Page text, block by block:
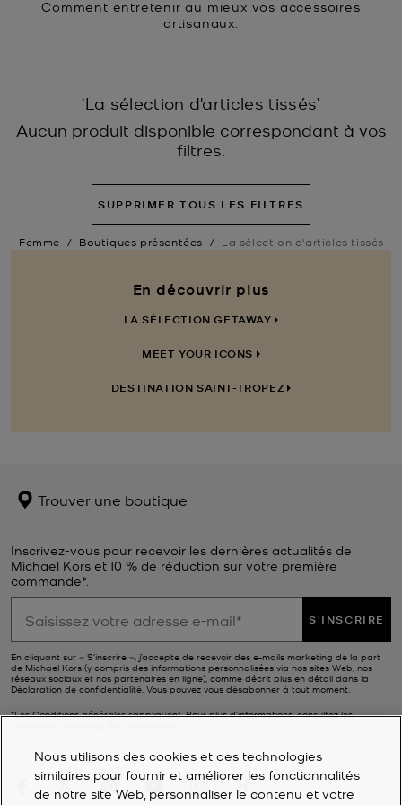
Comment entretenir au mieux vos accessoires
artisanaux.
‘La sélection d'articles tissés’
Aucun produit disponible correspondant à vos
filtres.
SUPPRIMER TOUS LES FILTRES
Femme / Boutiques présentées / La sélection d'articles tissés
En découvrir plus
LA SÉLECTION GETAWAY
MEET YOUR ICONS
DESTINATION SAINT-TROPEZ
Trouver une boutique
Inscrivez-vous pour recevoir les dernières actualités de
Michael Kors et 10 % de réduction sur votre première
commande*.
S'INSCRIRE
En cliquant sur « S’inscrire », j’accepte de recevoir des e-mails marketing de la part
de Michael Kors (y compris des informations personnalisées via nos sites Web, nos
réseaux sociaux et nos partenaires en ligne), comme décrit plus en détail dans la
Déclaration de confidentialité. Vous pouvez vous désabonner à tout moment.
*Les Conditions générales sappliquent. Pour plus d’informations, consultez les
Nous utilisons des cookies et des technologies
similaires pour fournir et améliorer les fonctionnalités
de notre site Web, personnaliser le contenu et votre